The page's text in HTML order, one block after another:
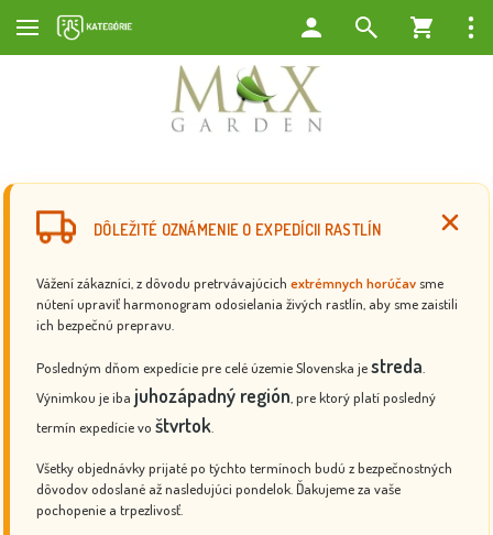
DÔLEŽITÉ OZNÁMENIE O EXPEDÍCII RASTLÍN
Vážení zákazníci, z dôvodu pretrvávajúcich extrémnych horúčav sme
nútení upraviť harmonogram odosielania živých rastlín, aby sme zaistili
ich bezpečnú prepravu.
Posledným dňom expedície pre celé územie Slovenska jestreda
Výnimkou je iba juhozápadný región , pre ktorý platí posledný
termín expedície vo štvrtok
Všetky objednávky prijaté po týchto termínoch budú z bezpečnostných
dôvodov odoslané až nasledujúci pondelok. Ďakujeme za vaše
pochopenie a trpezlivosť.